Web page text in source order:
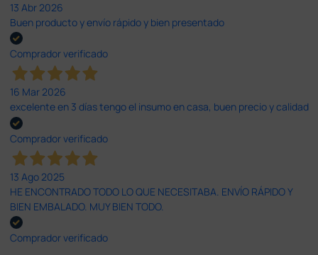
13 Abr 2026
Buen producto y envío rápido y bien presentado
Comprador verificado
16 Mar 2026
excelente en 3 días tengo el insumo en casa, buen precio y calidad
Comprador verificado
13 Ago 2025
HE ENCONTRADO TODO LO QUE NECESITABA. ENVÍO RÁPIDO Y
BIEN EMBALADO. MUY BIEN TODO.
Comprador verificado